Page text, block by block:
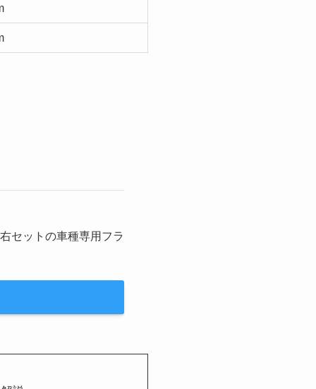
セットの車種専用フラ